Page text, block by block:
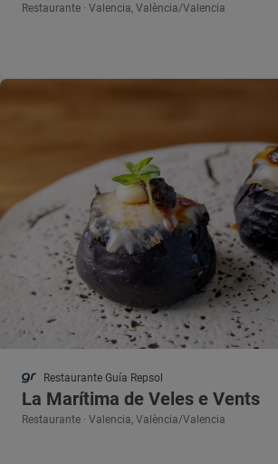
Restaurante · Valencia, València/Valencia
Restaurante Guía Repsol
La Marítima de Veles e Vents
Restaurante · Valencia, València/Valencia